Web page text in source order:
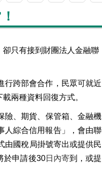
卻只有接到 財團法人 金融聯
行跨部會合作，民眾可就近
兩種資料回復方式。
險 、期貨 、保管箱、 金融機
人綜合信用報告」 ， 會由聯
由國稅局掛號寄出或提供民
於申請後30日內寄到，或提